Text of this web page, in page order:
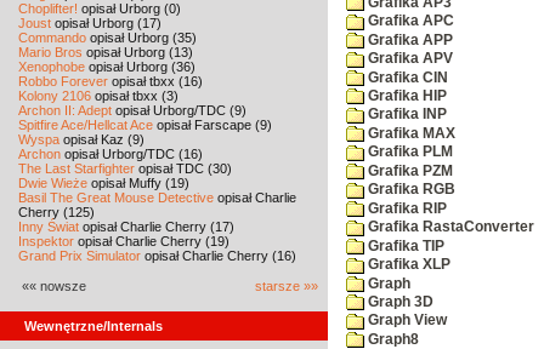
Choplifter! opisał Urborg (0)
Joust opisał Urborg (17)
Commando opisał Urborg (35)
Mario Bros opisał Urborg (13)
Xenophobe opisał Urborg (36)
Robbo Forever opisał tbxx (16)
Kolony 2106 opisał tbxx (3)
Archon II: Adept opisał Urborg/TDC (9)
Spitfire Ace/Hellcat Ace opisał Farscape (9)
Wyspa opisał Kaz (9)
Archon opisał Urborg/TDC (16)
The Last Starfighter opisał TDC (30)
Dwie Wieże opisał Muffy (19)
Basil The Great Mouse Detective opisał Charlie
Cherry (125)
Inny Świat opisał Charlie Cherry (17)
Inspektor opisał Charlie Cherry (19)
Grand Prix Simulator opisał Charlie Cherry (16)
«« nowsze starsze »»
Wewnętrzne/Internals
Grafika APC
Grafika APP
Grafika APV
Grafika CIN
Grafika HIP
Grafika INP
Grafika MAX
Grafika PLM
Grafika PZM
Grafika RGB
Grafika RIP
Grafika RastaConverter
Grafika TIP
Grafika XLP
Graph
Graph 3D
Graph View
Graph8